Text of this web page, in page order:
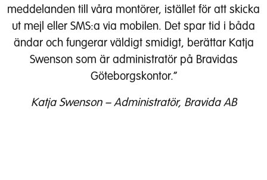
meddelanden till våra montörer, istället för att skicka
ut mejl eller SMS:a via mobilen. Det spar tid i båda
ändar och fungerar väldigt smidigt, berättar Katja
Swenson som är administratör på Bravidas
Göteborgskontor.”
Katja Swenson – Administratör, Bravida AB